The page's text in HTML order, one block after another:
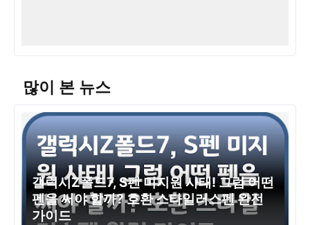
많이 본 뉴스
갤럭시Z폴드7, S펜 미지원 사태! 그럼 어떤
펜을 써야 할까? 호환 스타일러스펜 완전
가이드